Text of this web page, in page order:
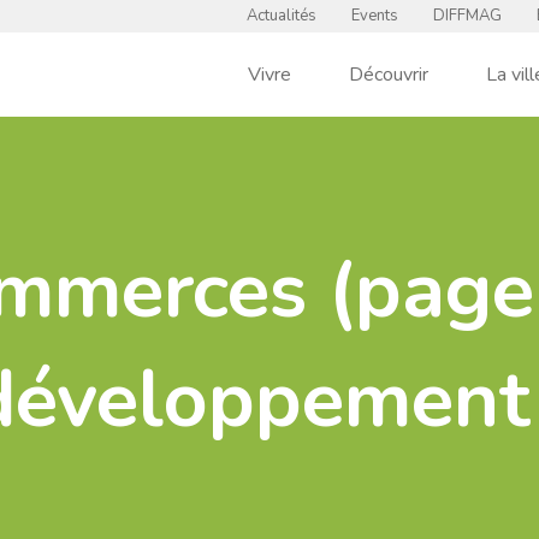
Actualités Events DIFFMAG
Vivre Découvrir La